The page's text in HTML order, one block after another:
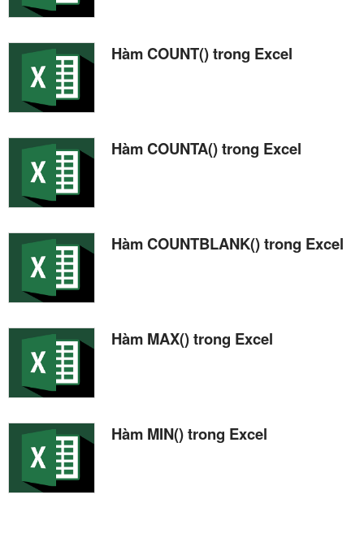
Hàm COUNT() trong Excel
Hàm COUNTA() trong Excel
Hàm COUNTBLANK() trong Excel
Hàm MAX() trong Excel
Hàm MIN() trong Excel